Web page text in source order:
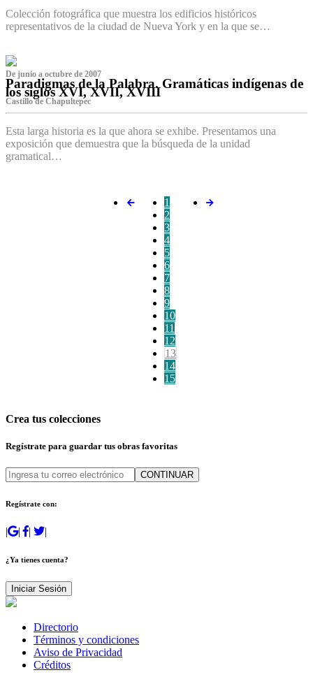
Colección fotográfica que muestra los edificios históricos
representativos de la ciudad de Nueva York y en la que se…
De junio a octubre de 2007
Paradigmas de la Palabra. Gramáticas indígenas de
los siglos XVI, XVII, XVIII
Castillo de Chapultepec
Esta larga historia es la que ahora se exhibe. Presentamos una
exposición que demuestra que la búsqueda de la unidad
gramatical…
1
2
3
4
5
6
7
8
9
10
11
12
13
14
15
Crea tus colecciones
Regístrate para guardar tus obras favoritas
CONTINUAR
Regístrate con:
| | | |
¿Ya tienes cuenta?
Iniciar Sesión
Directorio
Términos y condiciones
Aviso de Privacidad
Créditos